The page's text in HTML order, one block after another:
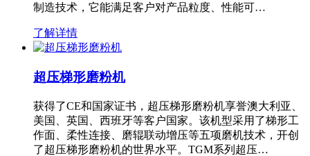
制造技术，它能满足客户对产品粒度、性能可…
了解详情
超压梯形磨粉机
获得了CE和国家证书，超压梯形磨粉机享誉澳大利亚、
美国、英国、西班牙等客户国家。该机型采用了梯形工
作面、柔性连接、磨辊联动增压等五项磨机技术，开创
了超压梯形磨粉机的世界水平。TGM系列超压…